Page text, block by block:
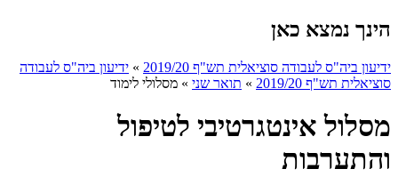
הינך נמצא כאן
ידיעון ביה"ס לעבודה סוציאלית תש"ף 2019/20 » ידיעון ביה"ס לעבודה
סוציאלית תש"ף 2019/20
» תואר שני » מסלולי לימוד
מסלול אינטגרטיבי לטיפול
והתערבות